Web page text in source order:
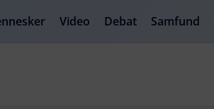
Video Debat Samfund